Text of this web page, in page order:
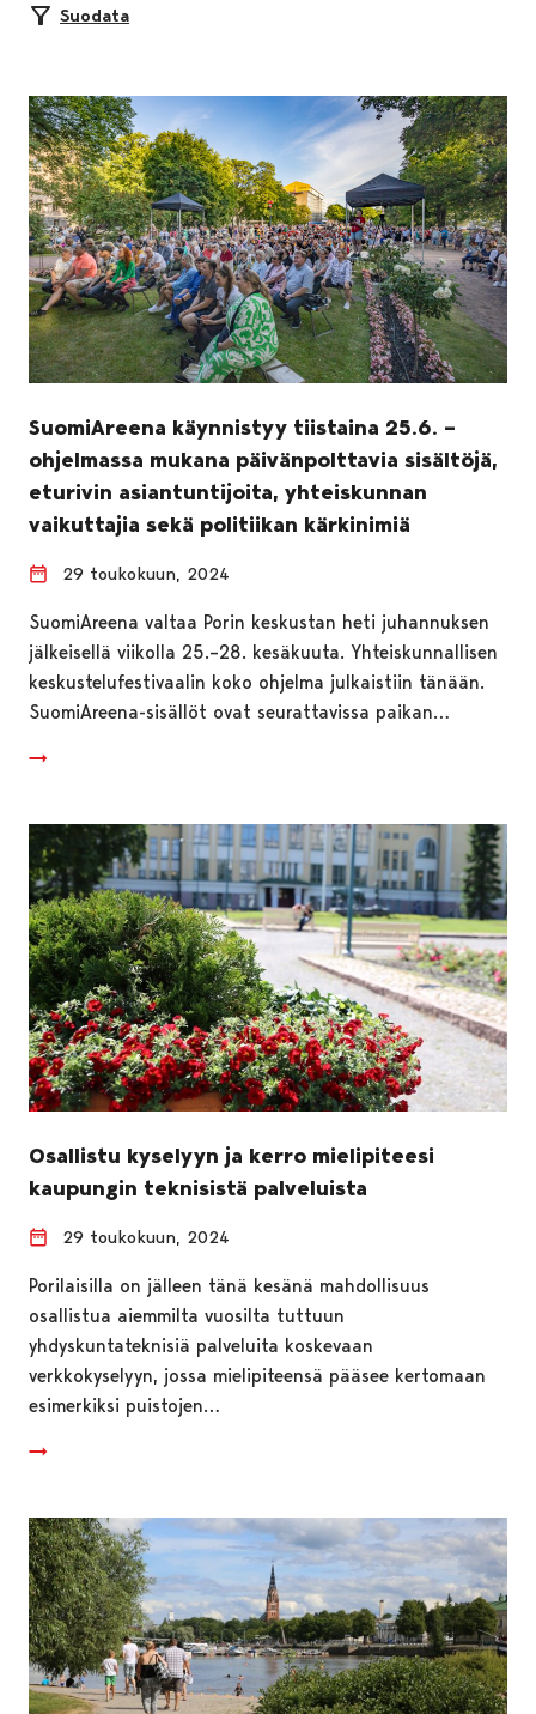
Suodata
SuomiAreena käynnistyy tiistaina 25.6. –
ohjelmassa mukana päivänpolttavia sisältöjä,
eturivin asiantuntijoita, yhteiskunnan
vaikuttajia sekä politiikan kärkinimiä
29 toukokuun, 2024
SuomiAreena valtaa Porin keskustan heti juhannuksen
jälkeisellä viikolla 25.–28. kesäkuuta. Yhteiskunnallisen
keskustelufestivaalin koko ohjelma julkaistiin tänään.
SuomiAreena-sisällöt ovat seurattavissa paikan…
Osallistu kyselyyn ja kerro mielipiteesi
kaupungin teknisistä palveluista
29 toukokuun, 2024
Porilaisilla on jälleen tänä kesänä mahdollisuus
osallistua aiemmilta vuosilta tuttuun
yhdyskuntateknisiä palveluita koskevaan
verkkokyselyyn, jossa mielipiteensä pääsee kertomaan
esimerkiksi puistojen…